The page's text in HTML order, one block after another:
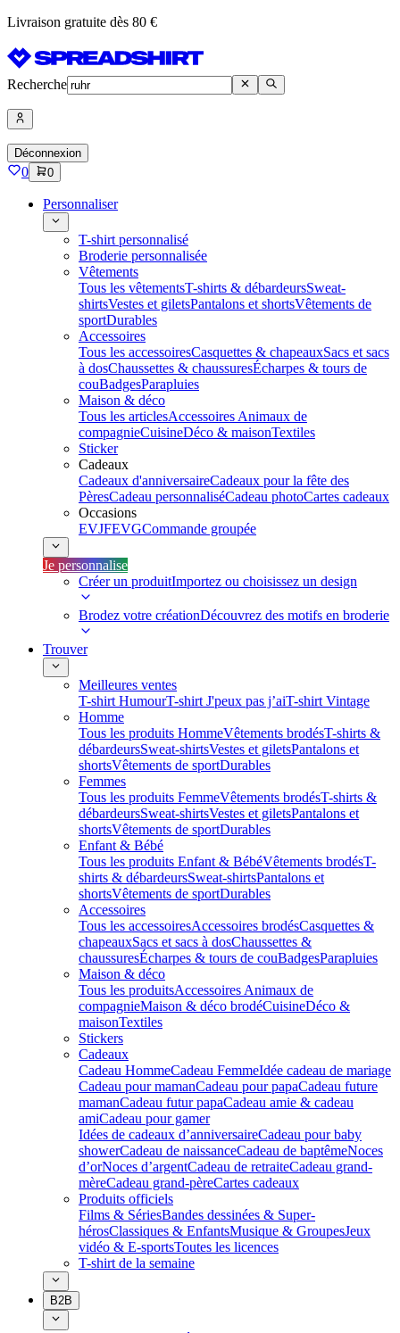
Livraison gratuite dès 80 €
Recherche
Déconnexion
0 0
Personnaliser
T-shirt personnalisé
Broderie personnalisée
Vêtements
Tous les vêtementsT-shirts & débardeursSweat-
shirtsVestes et giletsPantalons et shortsVêtements de
sportDurables
Accessoires
Tous les accessoiresCasquettes & chapeauxSacs et sacs
à dosChaussettes & chaussuresÉcharpes & tours de
couBadgesParapluies
Maison & déco
Tous les articlesAccessoires Animaux de
compagnieCuisineDéco & maisonTextiles
Sticker
Cadeaux
Cadeaux d'anniversaireCadeaux pour la fête des
PèresCadeau personnaliséCadeau photoCartes cadeaux
Occasions
EVJFEVGCommande groupée
Je personnalise
Créer un produitImportez ou choisissez un design
Brodez votre créationDécouvrez des motifs en broderie
Trouver
Meilleures ventes
T-shirt HumourT-shirt J'peux pas j’aiT-shirt Vintage
Homme
Tous les produits HommeVêtements brodésT-shirts &
débardeursSweat-shirtsVestes et giletsPantalons et
shortsVêtements de sportDurables
Femmes
Tous les produits FemmeVêtements brodésT-shirts &
débardeursSweat-shirtsVestes et giletsPantalons et
shortsVêtements de sportDurables
Enfant & Bébé
Tous les produits Enfant & BébéVêtements brodésT-
shirts & débardeursSweat-shirtsPantalons et
shortsVêtements de sportDurables
Accessoires
Tous les accessoiresAccessoires brodésCasquettes &
chapeauxSacs et sacs à dosChaussettes &
chaussuresÉcharpes & tours de couBadgesParapluies
Maison & déco
Tous les produitsAccessoires Animaux de
compagnieMaison & déco brodéCuisineDéco &
maisonTextiles
Stickers
Cadeaux
Cadeau HommeCadeau FemmeIdée cadeau de mariage​
Cadeau pour mamanCadeau pour papaCadeau future
mamanCadeau futur papaCadeau amie & cadeau
amiCadeau pour gamer
Idées de cadeaux d’anniversaireCadeau pour baby
showerCadeau de naissanceCadeau de baptêmeNoces
d’orNoces d’argentCadeau de retraiteCadeau grand-
mèreCadeau grand-pèreCartes cadeaux
Produits officiels
Films & SériesBandes dessinées & Super-
hérosClassiques & EnfantsMusique & GroupesJeux
vidéo & E-sportsToutes les licences
T-shirt de la semaine
B2B